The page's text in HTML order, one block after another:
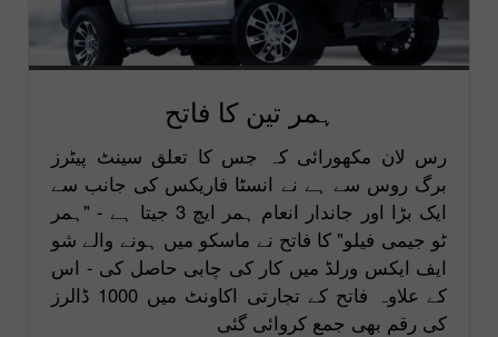
ہمر تین کا فاتح
رس لان مکھورائی کہ جس کا تعلق سینٹ پیٹرز
برگ روس سے ہے نے انسٹا فاریکس کی جانب سے
ایک بڑا اور جاندار انعام ہمر ایچ 3 جیتا ہے - "ہمر
ٹو جیمی فیلو" کا فاتح نے ماسکو میں ہونے والے شو
ایف ایکس ورلڈ میں کار کی چابی حاصل کی - اس
کے علاوہ فاتح کے تجارتی اکاونٹ میں 1000 ڈالرز
کی رقم بھی جمع کروائی گئی